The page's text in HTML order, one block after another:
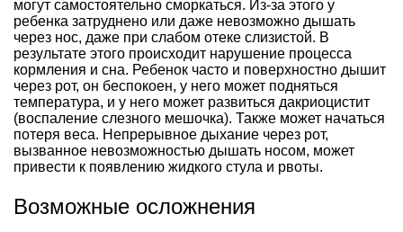
могут самостоятельно сморкаться. Из-за этого у
ребенка затруднено или даже невозможно дышать
через нос, даже при слабом отеке слизистой. В
результате этого происходит нарушение процесса
кормления и сна. Ребенок часто и поверхностно дышит
через рот, он беспокоен, у него может подняться
температура, и у него может развиться дакриоцистит
(воспаление слезного мешочка). Также может начаться
потеря веса. Непрерывное дыхание через рот,
вызванное невозможностью дышать носом, может
привести к появлению жидкого стула и рвоты.
Возможные осложнения